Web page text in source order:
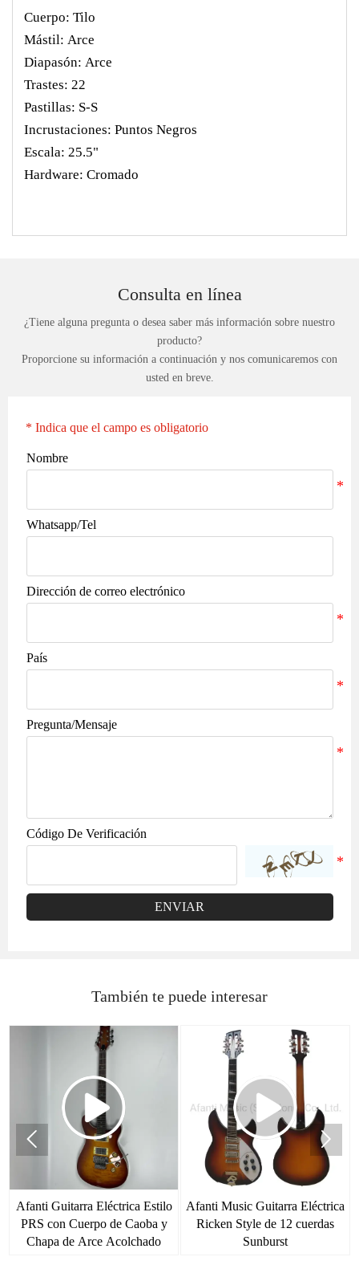
Cuerpo: Tilo
Mástil: Arce
Diapasón: Arce
Trastes: 22
Pastillas: S-S
Incrustaciones: Puntos Negros
Escala: 25.5"
Hardware: Cromado
Consulta en línea
¿Tiene alguna pregunta o desea saber más información sobre nuestro
producto?
Proporcione su información a continuación y nos comunicaremos con
usted en breve.
* Indica que el campo es obligatorio
Nombre
Whatsapp/Tel
Dirección de correo electrónico
País
Pregunta/Mensaje
Código De Verificación
ENVIAR
También te puede interesar
Afanti Guitarra Eléctrica Estilo
PRS con Cuerpo de Caoba y
Chapa de Arce Acolchado
Afanti Music Guitarra Eléctrica
Ricken Style de 12 cuerdas
Sunburst
 